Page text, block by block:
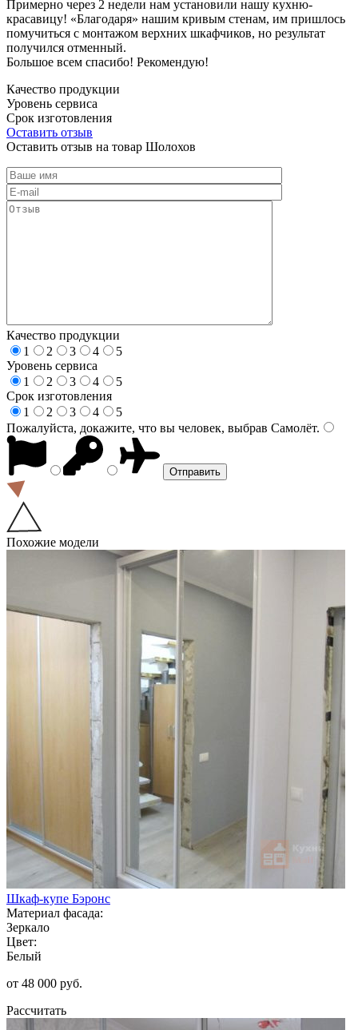
Примерно через 2 недели нам установили нашу кухню-
красавицу! «Благодаря» нашим кривым стенам, им пришлось
помучиться с монтажом верхних шкафчиков, но результат
получился отменный.
Большое всем спасибо! Рекомендую!
Качество продукции
Уровень сервиса
Срок изготовления
Оставить отзыв
Оставить отзыв на товар Шолохов
Качество продукции
1
2 3 4
5
Уровень сервиса
1
2 3 4
5
Срок изготовления
1
2 3 4
5
Пожалуйста, докажите, что вы человек, выбрав Самолёт.
Похожие модели
Шкаф-купе Бэронс
Материал фасада:
Зеркало
Цвет:
Белый
от 48 000 руб.
Рассчитать